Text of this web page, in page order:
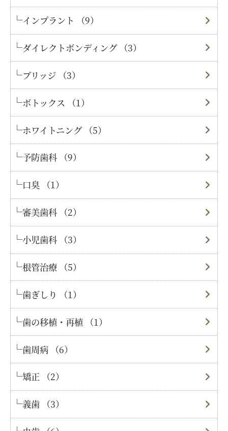
インプラント （9）
ダイレクトボンディング （3）
ブリッジ （3）
ボトックス （1）
ホワイトニング （5）
予防歯科 （9）
口臭 （1）
審美歯科 （2）
小児歯科 （3）
根管治療 （5）
歯ぎしり （1）
歯の移植・再植 （1）
歯周病 （6）
矯正 （2）
義歯 （3）